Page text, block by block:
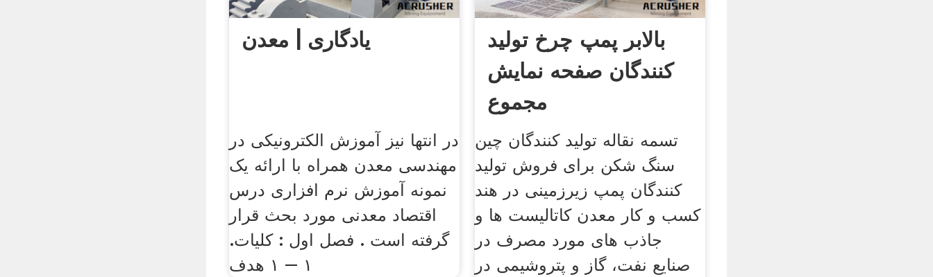
یادگاری | معدن
در انتها نیز آموزش الکترونیکی در
مهندسی معدن همراه با ارائه یک
نمونه آموزش نرم افزاری درس
اقتصاد معدنی مورد بحث قرار
گرفته است . فصل اول : کلیات.
۱ – ۱ هدف
بالابر پمپ چرخ تولید
کنندگان صفحه نمایش
مجموع
تسمه نقاله تولید کنندگان چین
سنگ شکن برای فروش تولید
کنندگان پمپ زیرزمینی در هند
کسب و کار معدن کاتالیست ها و
جاذب های مورد مصرف در
صنایع نفت، گاز و پتروشیمی در